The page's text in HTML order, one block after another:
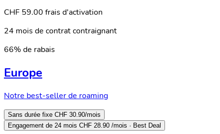
CHF 59.00 frais d'activation
24 mois de contrat contraignant
66% de rabais
Europe
Notre best-seller de roaming
Sans durée fixe CHF 30.90/mois
Engagement de 24 mois CHF 28.90 /mois · Best Deal